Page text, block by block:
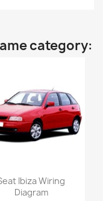
category:
Ibiza Wiring
Diagram